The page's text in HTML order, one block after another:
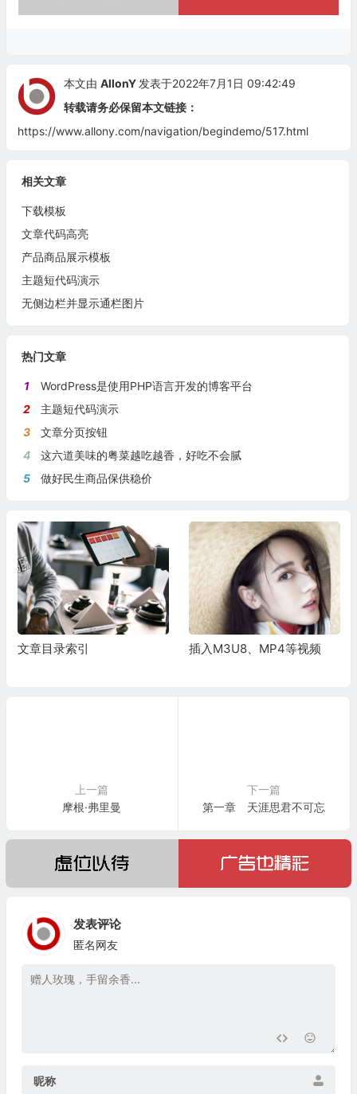
本文由 AllonY 发表于2022年7月1日 09:42:49
转载请务必保留本文链接：
https://www.allony.com/navigation/begindemo/517.html
相关文章
下载模板
文章代码高亮
产品商品展示模板
主题短代码演示
无侧边栏并显示通栏图片
热门文章
1
WordPress是使用PHP语言开发的博客平台
2
主题短代码演示
3
文章分页按钮
4
这六道美味的粤菜越吃越香，好吃不会腻
5
做好民生商品保供稳价
文章目录索引 插入M3U8、MP4等视频
上一篇
摩根·弗里曼
下一篇
第一章 天涯思君不可忘
发表评论
匿名网友
昵称